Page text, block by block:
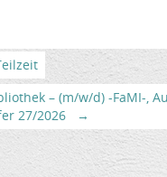
– (m/w/d) -FaMI-,
27/2026
→